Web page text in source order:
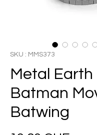
SKU : MMS373
Metal Earth
Batman
Batwing